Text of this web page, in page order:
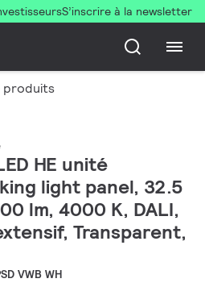
S’inscrire à la newsletter
produits
HE unité
light panel, 32.5
lm, 4000 K, DALI,
Transparent,
VWB WH